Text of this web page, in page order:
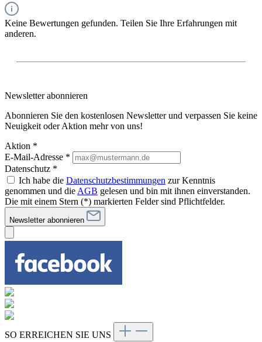
Keine Bewertungen gefunden. Teilen Sie Ihre Erfahrungen mit
anderen.
Newsletter abonnieren
Abonnieren Sie den kostenlosen Newsletter und verpassen Sie keine
Neuigkeit oder Aktion mehr von uns!
Aktion *
E-Mail-Adresse *
Datenschutz *
Ich habe die Datenschutzbestimmungen zur Kenntnis
genommen und die AGB gelesen und bin mit ihnen einverstanden.
Die mit einem Stern (*) markierten Felder sind Pflichtfelder.
Newsletter abonnieren
SO ERREICHEN SIE UNS